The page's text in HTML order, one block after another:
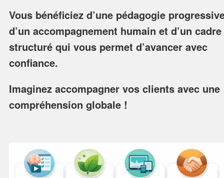
Vous bénéficiez d’une pédagogie
d’un accompagnement humain et d’un cadre
structuré qui vous permet d’avancer avec
confiance.
Imaginez accompagner vos clients avec une
compréhension globale !